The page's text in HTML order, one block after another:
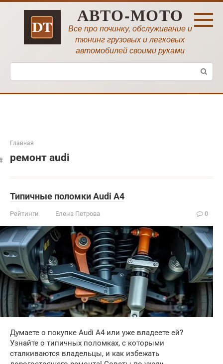
Перейти
АВТО-МОТО
Все про починку, обслуживание и
тюнинг грузовых и легковых
автомобилей своими руками
Поиск:
Главная
ремонт audi
Типичные поломки Audi A4
Рейтинги Елена Петрова 0
Думаете о покупке Audi A4 или уже владеете ей?
Узнайте о типичных поломках, с которыми
сталкиваются владельцы, и как избежать